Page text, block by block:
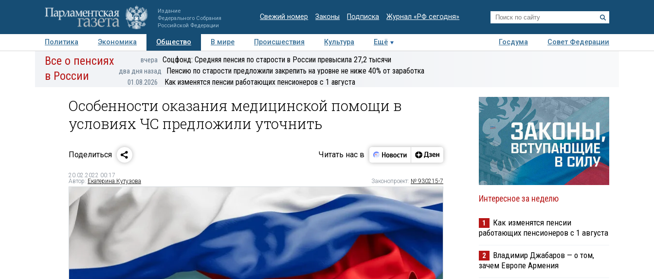
Издание
Федерального Собрания
Российской Федерации
Свежий номер Законы Подписка Журнал «РФ сегодня»
Политика Экономика Общество В мире Происшествия Культура Ещё Госдума
Совет Федерации
Авторы Персоны Мнения Регионы Медиацентр Интервью Колумнисты
экспертиза
Все о пенсиях
в России
вчера Соцфонд: Средняя пенсия по старости в России превысила 27,2 тысячи
два дня назад Пенсию по старости предложили закрепить на уровне не ниже 40% от заработка
01.08.2026 Как изменятся пенсии работающих пенсионеров с 1 августа
Особенности оказания медицинской помощи в
условиях ЧС предложили уточнить
Поделиться Читать нас в
20.02.2022 00:17
Автор: Екатерина Кутузова Законопроект: № 930215-7
Интересное за неделю
1
Как изменятся пенсии
работающих пенсионеров с 1 августа
2
Владимир Джабаров — о том,
зачем Европе Армения